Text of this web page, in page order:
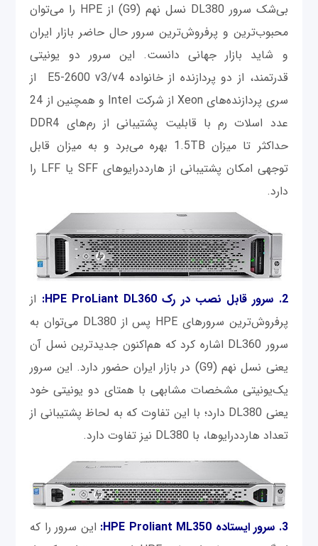
بی‌شک سرور DL380 نسل نهم (G9) از HPE را می‌توان
محبوب‌ترین و پرفروش‌ترین سرور حال حاضر بازار ایران
و شاید بازار جهانی دانست. این سرور دو یونیتی
قدرتمند، از دو پردازنده از خانواده E5-2600 v3/v4 از
سری پردازنده‌های Xeon از شرکت Intel و همچنین از 24
عدد اسلات رم با قابلیت پشتیبانی از رم‌های DDR4
حداکثر تا میزان 1.5TB بهره‌ می‌برد و به میزان قابل
توجهی امکان پشتیبانی از هارددرایوهای SFF یا LFF را
دارد.
2. سرور قابل نصب در رک HPE ProLiant DL360:
از
پرفروش‌ترین سرورهای HPE پس از DL380 می‌توان به
سرور DL360 اشاره کرد که هم‌اکنون جدیدترین نسل آن
یعنی نسل نهم (G9) در بازار ایران حضور دارد. این سرور
یک‌یونیتی مشخصات مشابهی با همتای دو یونیتی خود
یعنی DL380 دارد؛ با این تفاوت که به لحاظ پشتیبانی از
تعداد هارددرایوها، با DL380 نیز تفاوت دارد.
3. سرور ایستاده HPE Proliant ML350:
این سرور را که